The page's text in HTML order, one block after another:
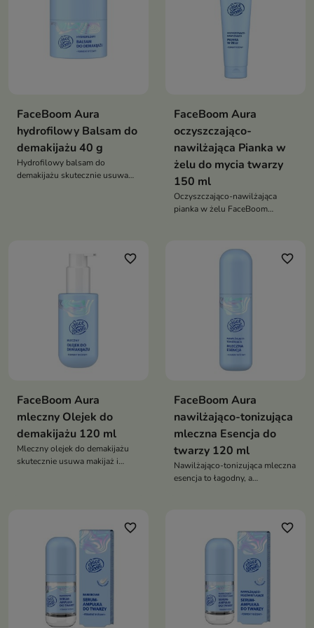
FaceBoom Aura
hydrofilowy Balsam do
demakijażu 40 g
Hydrofilowy balsam do
demakijażu skutecznie usuwa
FaceBoom Aura
oczyszczająco-
nawilżająca Pianka w
żelu do mycia twarzy
150 ml
Oczyszczająco-nawilżająca
pianka w żelu FaceBoom
przesuszenia ani uczucia
favorite_border
FaceBoom Aura
mleczny Olejek do
demakijażu 120 ml
Mleczny olejek do demakijażu
skutecznie usuwa makijaż i
favorite_border
FaceBoom Aura
nawilżająco-tonizująca
mleczna Esencja do
twarzy 120 ml
Nawilżająco-tonizująca mleczna
esencja to łagodny, a
przywraca skórze równowagę,
przygotowując ją na dalsze
zapewniając uczucie ukojenia i
świeżości
favorite_border favorite_border